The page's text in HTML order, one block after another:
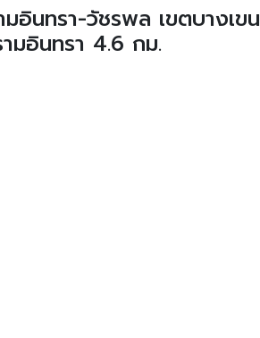
อินทรา-วัชรพล เขตบางเขน
มอินทรา 4.6 กม.